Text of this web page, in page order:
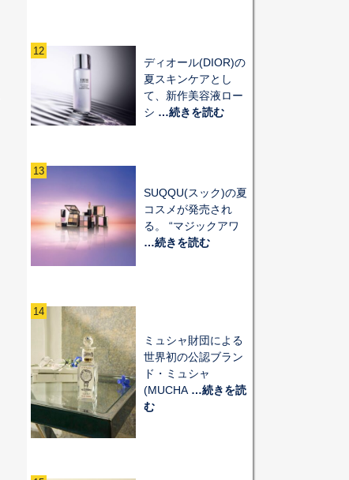
12
ディオール(DIOR)の
夏スキンケアとし
て、新作美容液ロー
シ …続きを読む
13
SUQQU(スック)の夏
コスメが発売され
る。 “マジックアワ
…続きを読む
14
ミュシャ財団による
世界初の公認ブラン
ド・ミュシャ
(MUCHA…続きを読
む